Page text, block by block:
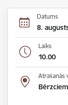
Datums
8.
Laiks
10.00
Atrašanās